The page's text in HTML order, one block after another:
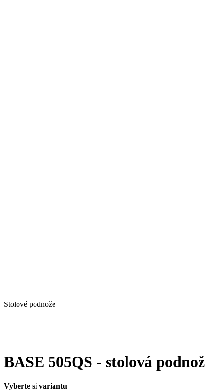
Stolové podnože
BASE 505QS - stolová podnož
Vyberte si variantu